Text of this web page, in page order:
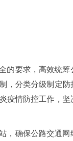
的要求，高效统筹
，分类分级制定防
疫情防控工作，坚
确保公路交通网